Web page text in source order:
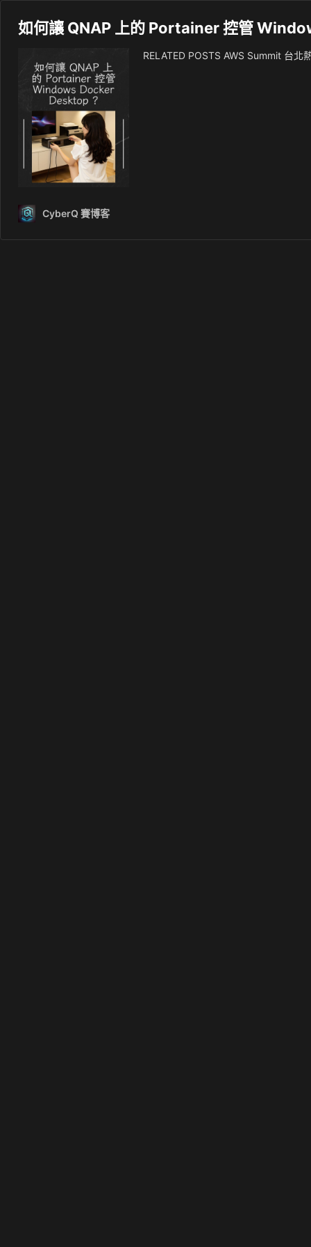
如何讓 QNAP 上的 Portainer 控管
RELATED POSTS AWS Summit 台
CyberQ 賽博客